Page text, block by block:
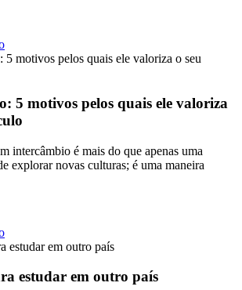
5 motivos pelos quais ele valoriza
intercâmbio é mais do que apenas uma
explorar novas culturas; é uma maneira
estudar em outro país